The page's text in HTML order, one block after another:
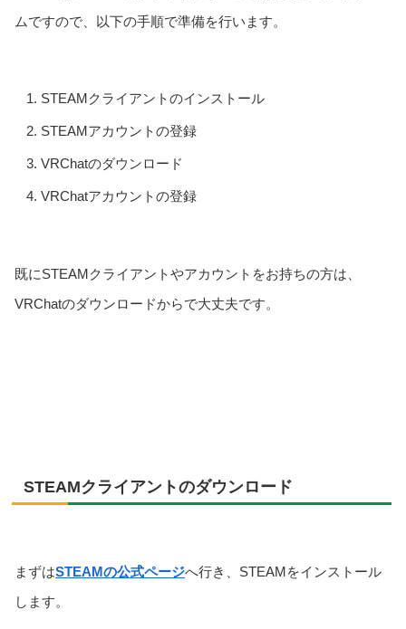
ムですので、以下の手順で準備を行います。
STEAMクライアントのインストール
STEAMアカウントの登録
VRChatのダウンロード
VRChatアカウントの登録
既にSTEAMクライアントやアカウントをお持ちの方は、
VRChatのダウンロードからで大丈夫です。
STEAMクライアントのダウンロード
まずはSTEAMの公式ページへ行き、STEAMをインストール
します。